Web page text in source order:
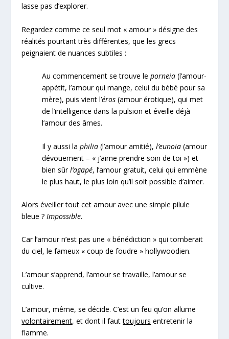
lasse pas d’explorer.
Regardez comme ce seul mot « amour » désigne des
réalités pourtant très différentes, que les grecs
peignaient de nuances subtiles :
Au commencement se trouve leporneia(l’amour-
appétit, l’amour qui mange, celui du bébé pour sa
mère), puis vient l’éros (amour érotique), qui met
de l’intelligence dans la pulsion et éveille déjà
l’amour des âmes.
Il y aussi laphilia(l’amour amitié),l’eunoia(amour
dévouement – « j’aime prendre soin de toi ») et
bien sûrl’agapé, l’amour gratuit, celui qui emmène
le plus haut, le plus loin qu’il soit possible d’aimer.
Alors éveiller tout cet amour avec une simple pilule
bleue ?Impossible.
Car l’amour n’est pas une « bénédiction » qui tomberait
du ciel, le fameux « coup de foudre » hollywoodien.
L’amour s’apprend, l’amour se travaille, l’amour se
cultive.
L’amour, même, se décide. C’est un feu qu’on allume
volontairement, et dont il fauttoujours entretenir la
flamme.